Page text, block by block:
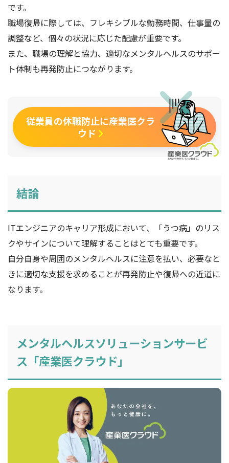
です。
職場復帰に際しては、フレキシブルな勤務時間、仕事量の
調整など、個々の状況に応じた配慮が重要です。
また、職場の理解と協力、適切なメンタルヘルスのサポー
ト体制も再発防止につながります。
従業員の休職防止に産業医クラ
ウド
結論
ITエンジニアのキャリア形成において、「うつ病」のリス
クやサインについて理解することはとても重要です。
自分自身や周囲のメンタルヘルスに注意を払い、必要なと
きに適切な支援を求めることが再発防止や復帰への近道に
なります。
メンタルヘルスソリューションサービ
ス「産業医クラウド」